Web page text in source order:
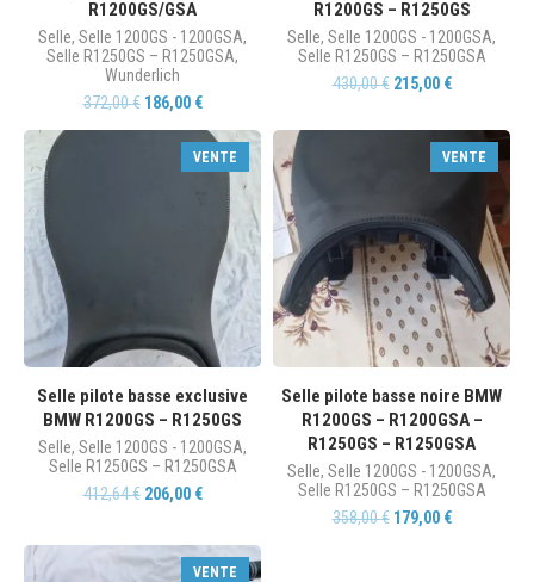
R1200GS/GSA
Selle, Selle 1200GS - 1200GSA,
Selle R1250GS – R1250GSA,
Wunderlich
372,00€ 186,00 €
R1200GS – R1250GS
Selle, Selle 1200GS - 1200GSA,
Selle R1250GS – R1250GSA
430,00€ 215,00 €
VENTE
Selle pilote basse exclusive
BMW R1200GS – R1250GS
Selle, Selle 1200GS - 1200GSA,
Selle R1250GS – R1250GSA
412,64€ 206,00 €
VENTE
Selle pilote basse noire BMW
R1200GS – R1200GSA –
R1250GS – R1250GSA
Selle, Selle 1200GS - 1200GSA,
Selle R1250GS – R1250GSA
358,00€ 179,00 €
VENTE